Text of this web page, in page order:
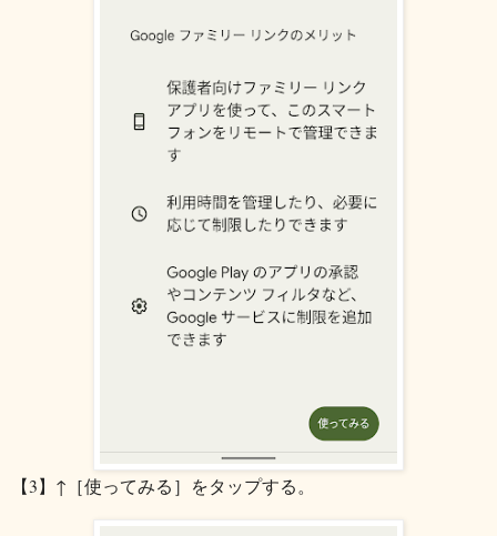
【3】↑［使ってみる］をタップする。